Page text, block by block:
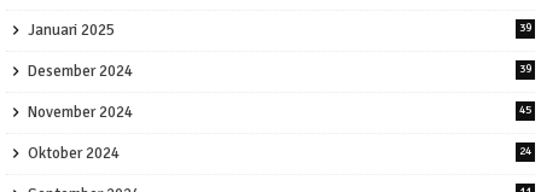
Januari 2025 39
Desember 2024 39
November 2024 45
Oktober 2024 24